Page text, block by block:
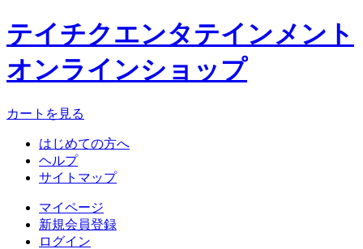
テイチクエンタテインメント
オンラインショップ
カートを見る
はじめての方へ
ヘルプ
サイトマップ
マイページ
新規会員登録
ログイン